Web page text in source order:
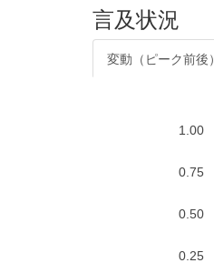
言及状況
変動（ピーク前後）
0.25
0.50
0.75
1.00